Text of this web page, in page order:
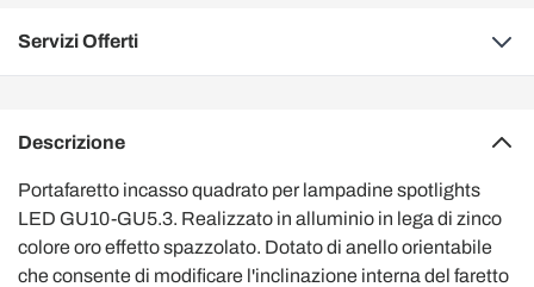
Servizi Offerti
Descrizione
Portafaretto incasso quadrato per lampadine spotlights
LED GU10-GU5.3. Realizzato in alluminio in lega di zinco
colore oro effetto spazzolato. Dotato di anello orientabile
che consente di modificare l'inclinazione interna del faretto